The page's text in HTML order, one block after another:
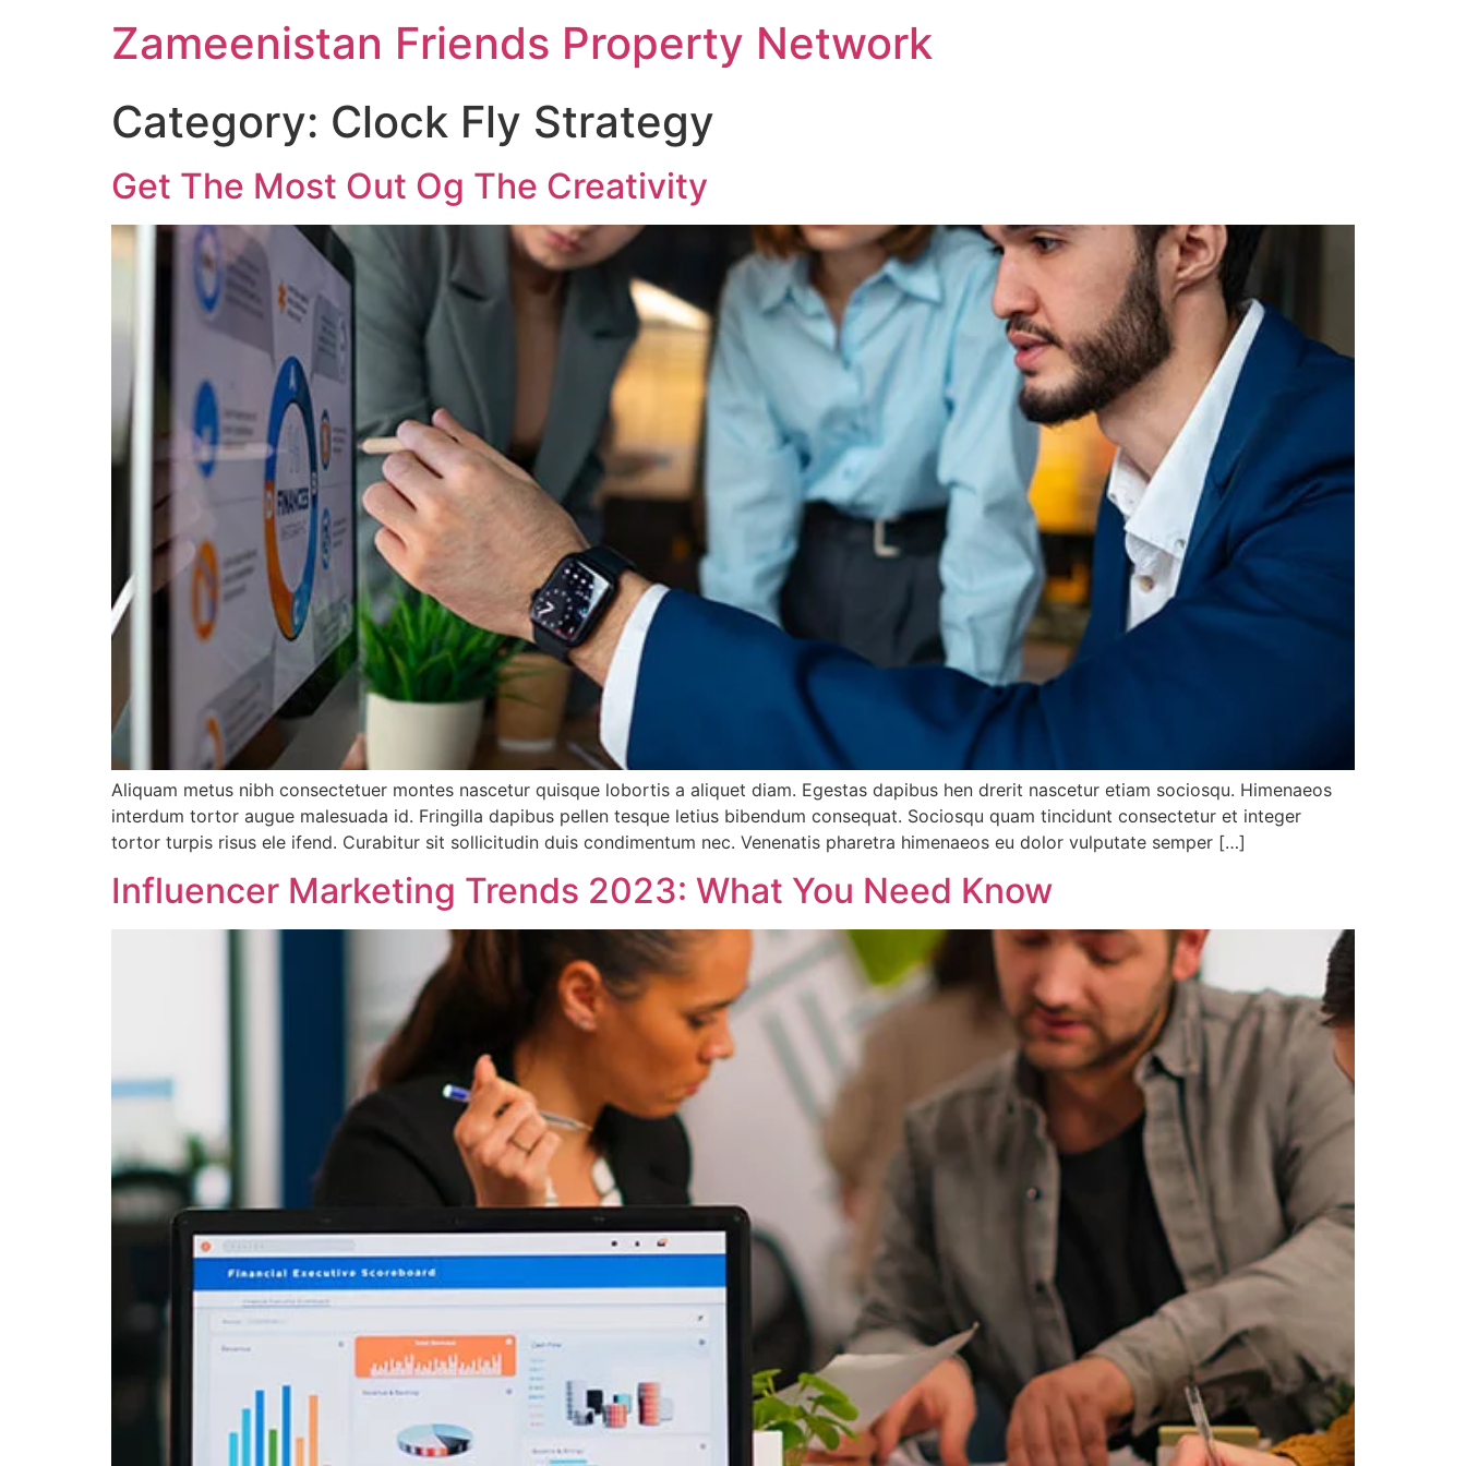
Zameenistan Friends Property Network
Category: Clock Fly Strategy
Get The Most Out Og The Creativity
Aliquam metus nibh consectetuer montes nascetur quisque lobortis a aliquet diam. Egestas dapibus hen drerit nascetur etiam sociosqu. Himenaeos
interdum tortor augue malesuada id. Fringilla dapibus pellen tesque letius bibendum consequat. Sociosqu quam tincidunt consectetur et integer
tortor turpis risus ele ifend. Curabitur sit sollicitudin duis condimentum nec. Venenatis pharetra himenaeos eu dolor vulputate semper […]
Influencer Marketing Trends 2023: What You Need Know